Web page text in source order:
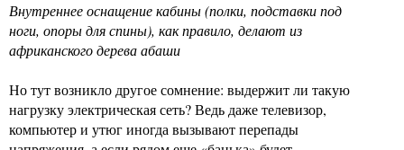
Внутреннее оснащение кабины (полки, подставки под
ноги, опоры для спины), как правило, делают из
африканского дерева абаши
Но тут возникло другое сомнение: выдержит ли такую
нагрузку электрическая сеть? Ведь даже телевизор,
компьютер и утюг иногда вызывают перепады